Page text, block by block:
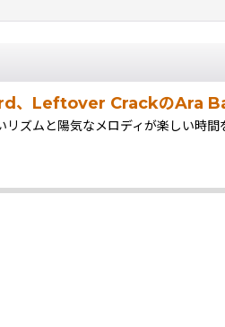
CrackのAra
ズムと陽気なメロディが楽しい時間